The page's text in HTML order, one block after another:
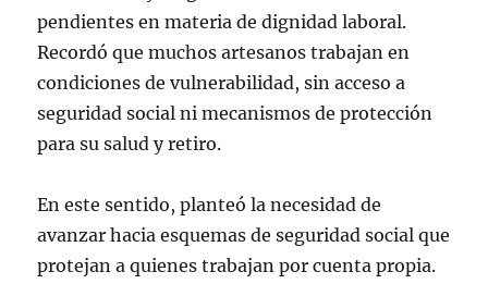
pendientes en materia de dignidad laboral.
Recordó que muchos artesanos trabajan en
condiciones de vulnerabilidad, sin acceso a
seguridad social ni mecanismos de protección
para su salud y retiro.
En este sentido, planteó la necesidad de
avanzar hacia esquemas de seguridad social que
protejan a quienes trabajan por cuenta propia.